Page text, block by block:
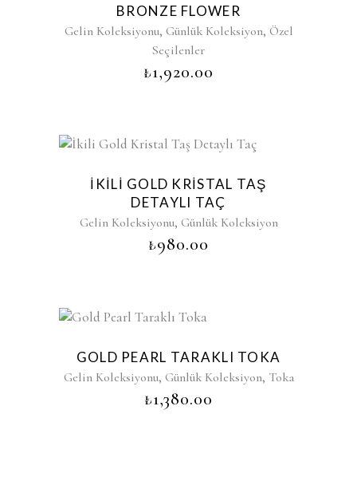
BRONZE FLOWER
Gelin Koleksiyonu, Günlük Koleksiyon, Özel
Seçilenler
₺1,920.00
İKILI GOLD KRISTAL TAŞ
DETAYLI TAÇ
Gelin Koleksiyonu, Günlük Koleksiyon
₺980.00
GOLD PEARL TARAKLI TOKA
Gelin Koleksiyonu, Günlük Koleksiyon, Toka
₺1,380.00